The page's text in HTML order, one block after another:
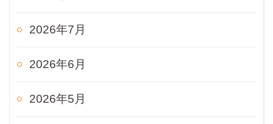
2026年7月
2026年6月
2026年5月